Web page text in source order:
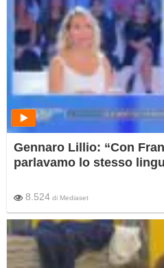
Gennaro Lillio: “Con
parlavamo lo stesso
8.524 di Mediaset